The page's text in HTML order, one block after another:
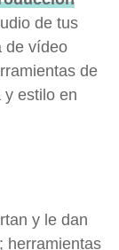
de tus
de vídeo
de
y estilo en
y le dan
herramientas